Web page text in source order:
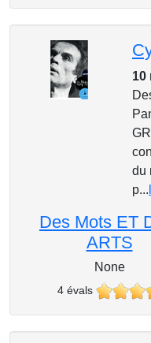
10
du
p...
Des Mots ET
ARTS
None
4 évals